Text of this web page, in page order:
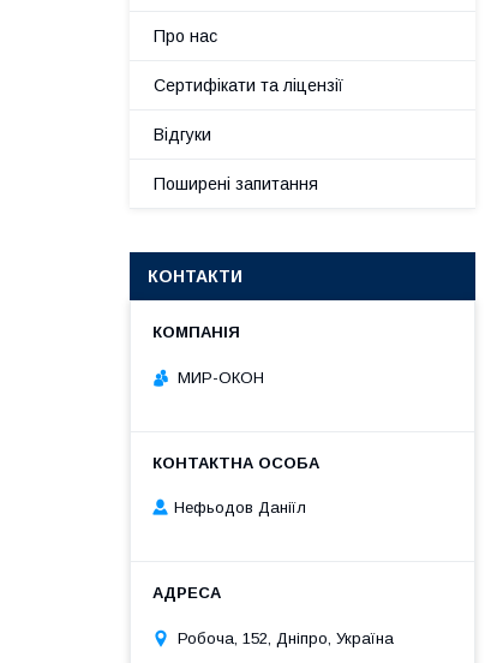
Про нас
Сертифікати та ліцензії
Відгуки
Поширені запитання
КОНТАКТИ
МИР-ОКОН
Нефьодов Даніїл
Робоча, 152, Дніпро, Україна